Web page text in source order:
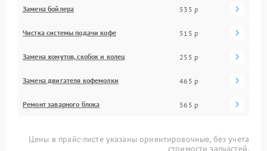
Замена бойлера 535 р
Чистка системы подачи кофе 515 р
Замена хомутов, скобок и колец 255 р
Замена двигателя кофемолки 465 р
Ремонт заварного блока 565 р
Цены в прайс-листе указаны ориентировочные, без учета
стоимости запчастей.